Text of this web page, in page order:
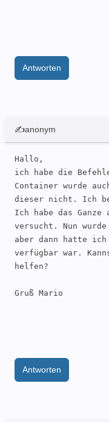
Antworten
✍anonym
Hallo,
ich habe die
Container wurde
dieser nicht. Ich
Ich habe das
versucht. Nun
aber dann hatte ich
verfügbar war.
helfen?
Gruß Mario
Antworten